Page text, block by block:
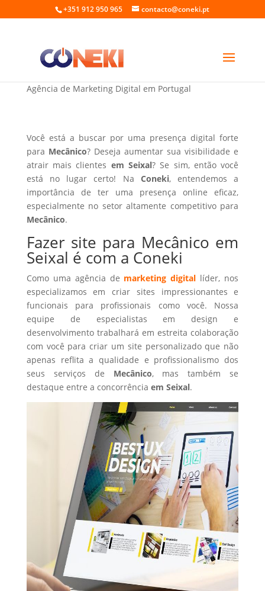
+351 912 950 965 contacto@coneki.pt
Fazer site para Mecânico em Seixal
Agência de Marketing Digital em Portugal
Você está a buscar por uma presença digital forte
para Mecânico? Deseja aumentar sua visibilidade e
atrair mais clientes em Seixal? Se sim, então você
está no lugar certo! Na Coneki, entendemos a
importância de ter uma presença online eficaz,
especialmente no setor altamente competitivo para
Mecânico.
Fazer site para Mecânico em
Seixal é com a Coneki
Como uma agência de marketing digital líder, nos
especializamos em criar sites impressionantes e
funcionais para profissionais como você. Nossa
equipe de especialistas em design e
desenvolvimento trabalhará em estreita colaboração
com você para criar um site personalizado que não
apenas reflita a qualidade e profissionalismo dos
seus serviços de Mecânico, mas também se
destaque entre a concorrência em Seixal.